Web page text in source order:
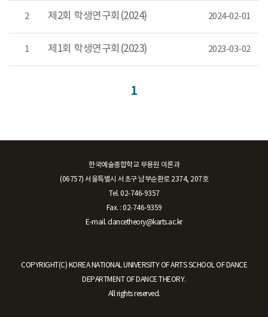
2 제2회 학생연구회(2024) 2024-02-01
1 제1회 학생연구회(2023) 2023-03-02
1
한국예술종합학교 무용원 이론과
(06757) 서울특별시 서초구 남부순환로 2374, 207호
Tel. 02-746-9357
Fax. : 02-746-9359
E-mail. dancetheory@karts.ac.kr
COPYRIGHT(C) KOREA NATIONAL UNIVERSITY OF ARTS SCHOOL OF DANCE
DEPARTMENT OF DANCE THEORY.
All rights reserved.